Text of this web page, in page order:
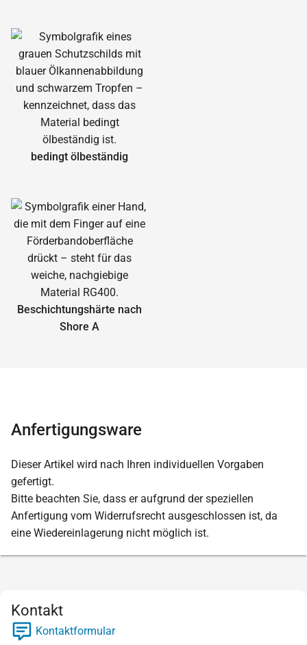
bedingt ölbeständig
Beschichtungshärte nach
Shore A
Anfertigungsware
Dieser Artikel wird nach Ihren individuellen Vorgaben
gefertigt.
Bitte beachten Sie, dass er aufgrund der speziellen
Anfertigung vom Widerrufsrecht ausgeschlossen ist, da
eine Wiedereinlagerung nicht möglich ist.
Kontakt
Kontaktformular